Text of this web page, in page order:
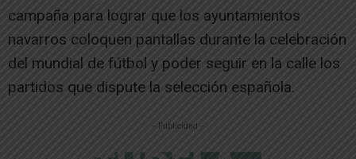
campaña para lograr que los ayuntamientos
navarros coloquen pantallas durante la celebración
del mundial de fútbol y poder seguir en la calle los
partidos que dispute la selección española.
-- Publicidad --